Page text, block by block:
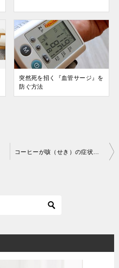
突然死を招く『血管サージ』を
防ぐ方法